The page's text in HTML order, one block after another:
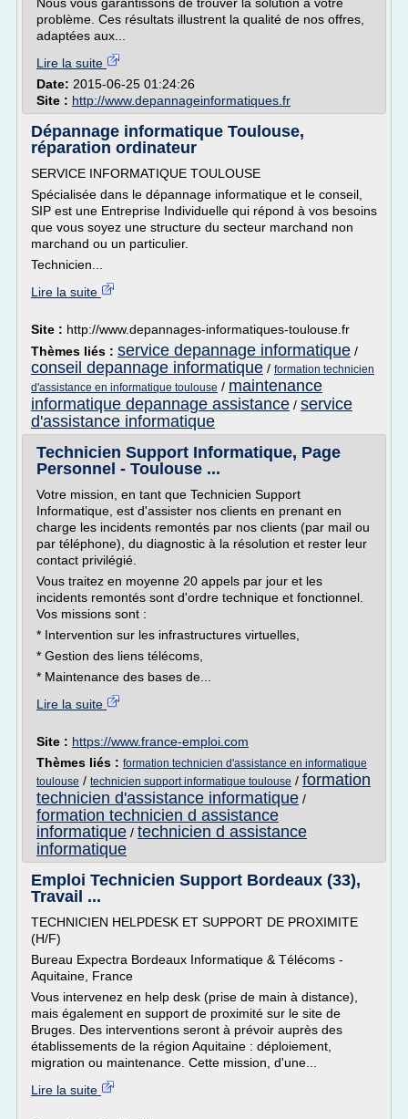
problème. Ces résultats illustrent la qualité de nos offres,
adaptées aux...
Lire la suite
Date: 2015-06-25 01:24:26
Site : http://www.depannageinformatiques.fr
Dépannage informatique Toulouse,
réparation ordinateur
SERVICE INFORMATIQUE TOULOUSE
Spécialisée dans le dépannage informatique et le conseil,
SIP est une Entreprise Individuelle qui répond à vos besoins
que vous soyez une structure du secteur marchand non
marchand ou un particulier.
Technicien...
Lire la suite
Site : http://www.depannages-informatiques-toulouse.fr
Thèmes liés : service depannage informatique /
conseil depannage informatique / formation technicien
d'assistance en informatique toulouse / maintenance
informatique depannage assistance / service
d'assistance informatique
Technicien Support Informatique, Page
Personnel - Toulouse ...
Votre mission, en tant que Technicien Support
Informatique, est d'assister nos clients en prenant en
charge les incidents remontés par nos clients (par mail ou
par téléphone), du diagnostic à la résolution et rester leur
contact privilégié.
Vous traitez en moyenne 20 appels par jour et les
incidents remontés sont d'ordre technique et fonctionnel.
Vos missions sont :
* Intervention sur les infrastructures virtuelles,
* Gestion des liens télécoms,
* Maintenance des bases de...
Lire la suite
Site : https://www.france-emploi.com
Thèmes liés : formation technicien d'assistance en informatique
toulouse / technicien support informatique toulouse / formation
technicien d'assistance informatique /
formation technicien d assistance
informatique / technicien d assistance
informatique
Emploi Technicien Support Bordeaux (33),
Travail ...
TECHNICIEN HELPDESK ET SUPPORT DE PROXIMITE
(H/F)
Bureau Expectra Bordeaux Informatique & Télécoms -
Aquitaine, France
Vous intervenez en help desk (prise de main à distance),
mais également en support de proximité sur le site de
Bruges. Des interventions seront à prévoir auprès des
établissements de la région Aquitaine : déploiement,
migration ou maintenance. Cette mission, d'une...
Lire la suite